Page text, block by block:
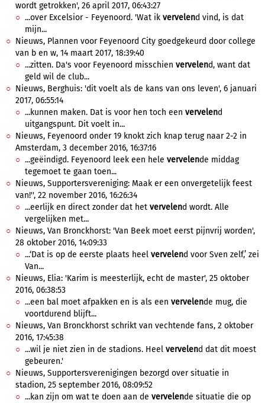
wordt getrokken', 26 april 2017, 06:43:27
...over Excelsior - Feyenoord. 'Wat ik vervelend vind, is dat
mijn...
Nieuws, Plannen voor Feyenoord City goedgekeurd door college
van b en w, 14 maart 2017, 18:39:40
...zitten. Da's voor Feyenoord misschien vervelend, want dat
geld wil de club...
Nieuws, Berghuis: 'dit voelt als de kans van ons leven', 6 januari
2017, 06:55:14
...kunnen maken. Dat is voor hen toch een vervelend
uitgangspunt. Dit voelt in...
Nieuws, Feyenoord onder 19 knokt zich knap terug naar 2-2 in
Amsterdam, 3 december 2016, 16:37:16
...geëindigd. Feyenoord leek een hele vervelende middag
tegemoet te gaan toen...
Nieuws, Supportersvereniging: Maak er een onvergetelijk feest
van!'', 22 november 2016, 16:26:34
...eerlijk en direct zonder dat het vervelend wordt. Alle
vergelijken met...
Nieuws, Van Bronckhorst: 'Van Beek moet eerst pijnvrij worden',
28 oktober 2016, 14:09:33
...‘Dat is op de eerste plaats heel vervelend voor Sven zelf,’ zei
Van...
Nieuws, Elia: 'Karim is meesterlijk, echt de master', 25 oktober
2016, 06:38:53
...een bal moet afpakken en is als een vervelende mug, die
voortdurend blijft...
Nieuws, Van Bronckhorst schrikt van vechtende fans, 2 oktober
2016, 17:45:38
...wil je niet zien in de stadions. Heel vervelend dat dit moest
gebeuren.'
Nieuws, Supportersverenigingen bezorgd over situatie in
stadion, 25 september 2016, 08:09:52
...kan zijn om wat te doen aan de vervelende situatie die op